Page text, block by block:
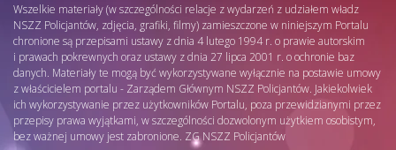
Wszelkie materiały (w szczególności relacje z wydarzeń z udziałem władz
NSZZ Policjantów, zdjęcia, grafiki, filmy) zamieszczone w niniejszym Portalu
chronione są przepisami ustawy z dnia 4 lutego 1994 r. o prawie autorskim
i prawach pokrewnych oraz ustawy z dnia 27 lipca 2001 r. o ochronie baz
danych. Materiały te mogą być wykorzystywane wyłącznie na postawie umowy
z właścicielem portalu - Zarządem Głównym NSZZ Policjantów. Jakiekolwiek
ich wykorzystywanie przez użytkowników Portalu, poza przewidzianymi przez
przepisy prawa wyjątkami, w szczególności dozwolonym użytkiem osobistym,
bez ważnej umowy jest zabronione. ZG NSZZ Policjantów